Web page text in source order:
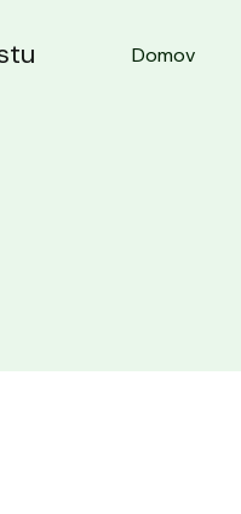
Domov